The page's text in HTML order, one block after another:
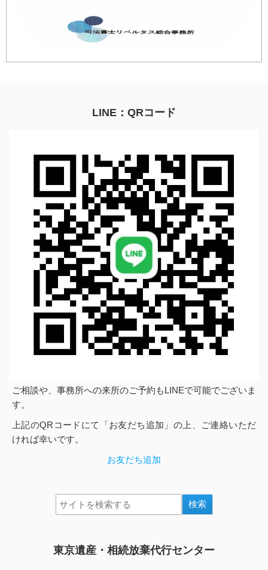
LINE：QRコード
ご相談や、事務所への来所のご予約もLINEで可能でございま
す。
上記のQRコードにて「お友だち追加」の上、ご連絡いただ
ければ幸いです。
お友だち追加
東京遺産・相続放棄代行センター